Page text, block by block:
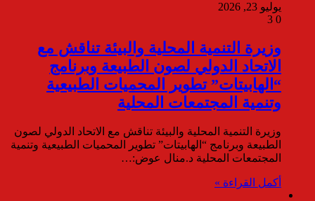
يوليو 23, 2026
0
وزيرة التنمية المحلية والبيئة تناقش مع
الاتحاد الدولي لصون الطبيعة وبرنامج
“الهابيتات” تطوير المحميات الطبيعية
وتنمية المجتمعات المحلية
وزيرة التنمية المحلية والبيئة تناقش مع الاتحاد الدولي لصون
الطبيعة وبرنامج “الهابيتات” تطوير المحميات الطبيعية وتنمية
المجتمعات المحلية د.منال عوض:…
أكمل القراءة »